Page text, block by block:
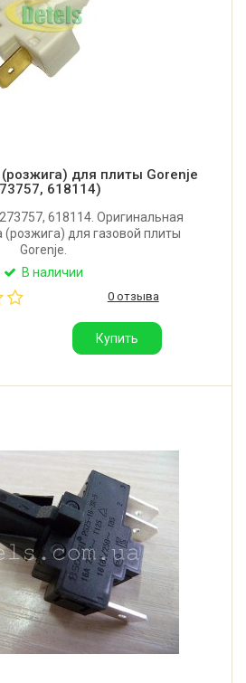
для плиты Gorenje
618114)
618114. Оригинальная
(розжига) для газовой плиты
Gorenje.
В наличии
0 отзыва
Купить